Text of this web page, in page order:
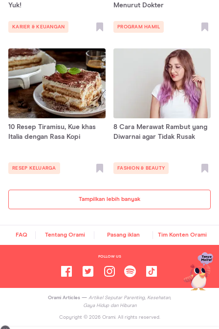
Tampilkan lebih banyak
Yuk!
KARIER & KEUANGAN
Menurut Dokter
PROGRAM HAMIL
10 Resep Tiramisu, Kue khas
Italia dengan Rasa Kopi
RESEP KELUARGA
8 Cara Merawat Rambut yang
Diwarnai agar Tidak Rusak
FASHION & BEAUTY
FAQ Tentang Orami Pasang iklan Tim Konten Orami
FOLLOW US
Orami Articles — Artikel Seputar Parenting, Kesehatan,
Gaya Hidup dan Hiburan
Copyright © 2026Orami. All rights reserved.